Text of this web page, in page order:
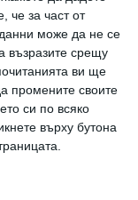
че за част от
може да не се
възразите срещу
ви ще
промените своите
си по всяко
върху бутона
посочват
в себе си
да губят
точка)